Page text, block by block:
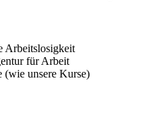
Arbeitslosigkeit
für Arbeit
unsere Kurse)